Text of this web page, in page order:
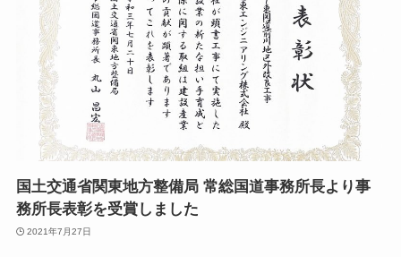
国土交通省関東地方整備局 常総国道事務所長より事
務所長表彰を受賞しました
2021年7月27日